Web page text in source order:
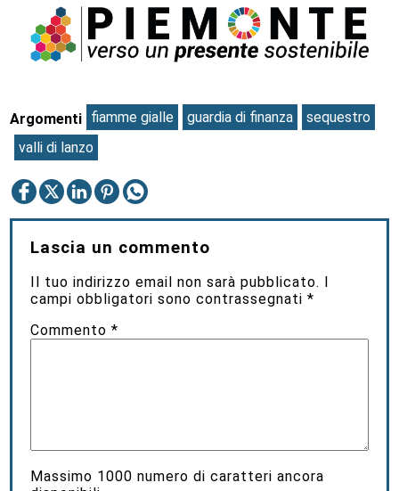
Argomenti fiamme gialle guardia di finanza
sequestro
valli di lanzo
Lascia un commento
Il tuo indirizzo email non sarà pubblicato.
campi obbligatori sono contrassegnati*
Commento*
Massimo 1000 numero di caratteri ancora